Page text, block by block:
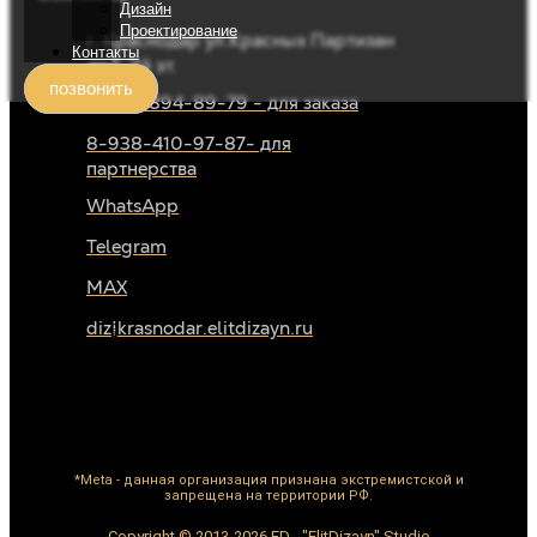
Дизайн
Проектирование
Контакты
позвонить
г. Краснодар ул.Красных Партизан
483, 2й эт.
8-919-894-89-79 - для заказа
8-938-410-97-87- для
партнерства
WhatsApp
Telegram
MAX
diz@krasnodar.elitdizayn.ru
*Meta - данная организация признана экстремистской и
запрещена на территории РФ.